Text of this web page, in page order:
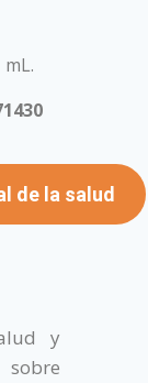
de la salud
y